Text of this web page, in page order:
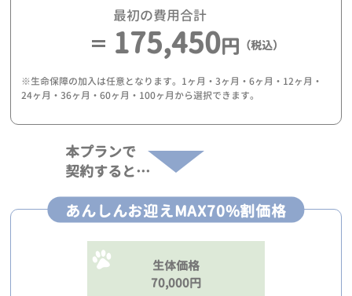
最初の費用合計
175,450円 （税込）
※生命保障の加入は任意となります。1ヶ月・3ヶ月・6ヶ月・12ヶ月・
24ヶ月・36ヶ月・60ヶ月・100ヶ月から選択できます。
本プランで
契約すると…
あんしんお迎えMAX70%割価格
生体価格
70,000円